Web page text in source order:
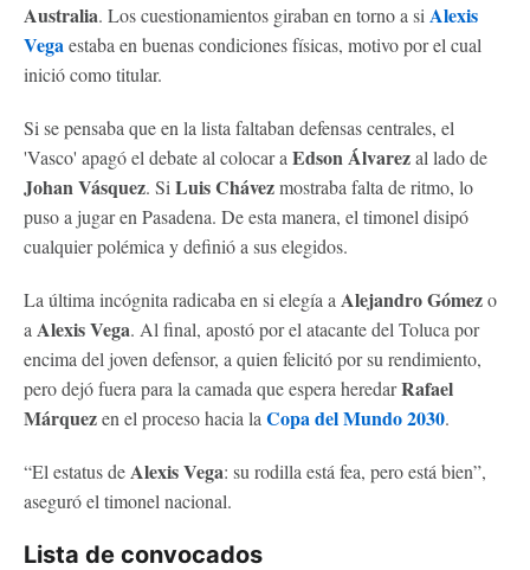
Australia. Los cuestionamientos giraban en torno a siAlexis
Vegaestaba en buenas condiciones físicas, motivo por el cual
inició como titular.
Si se pensaba que en la lista faltaban defensas centrales, el
'Vasco' apagó el debate al colocar aEdson Álvarezal lado de
Johan Vásquez. SiLuis Chávezmostraba falta de ritmo, lo
puso a jugar en Pasadena. De esta manera, el timonel disipó
cualquier polémica y definió a sus elegidos.
La última incógnita radicaba en si elegía aAlejandro Gómezo
aAlexis Vega. Al final, apostó por el atacante del Toluca por
encima del joven defensor, a quien felicitó por su rendimiento,
pero dejó fuera para la camada que espera heredarRafael
Márquezen el proceso hacia laCopa del Mundo 2030.
“El estatus deAlexis Vega: su rodilla está fea, pero está bien”,
aseguró el timonel nacional.
Lista de convocados